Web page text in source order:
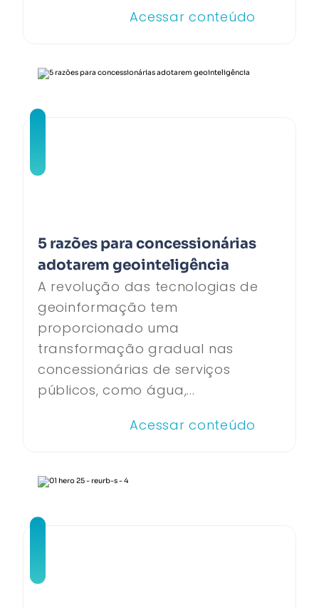
Acessar conteúdo
5 razões para concessionárias
adotarem geointeligência
A revolução das tecnologias de
geoinformação tem
proporcionado uma
transformação gradual nas
concessionárias de serviços
públicos, como água,...
Acessar conteúdo